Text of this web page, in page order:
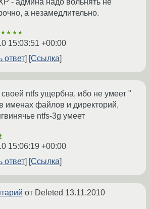
- админа надо вольнять не
а незамедлительно.
15:03:51 +00:00
ответ
Ссылка
своей ntfs ущербна, ибо не умеет "
именах файлов и директорий,
ntfs-3g умеет
15:06:19 +00:00
ответ
Ссылка
от Deleted 13.11.2010